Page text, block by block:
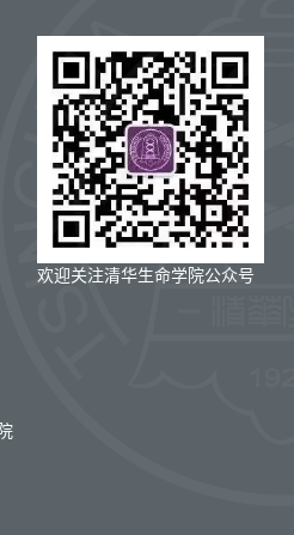
欢迎关注清华生命学院公众号